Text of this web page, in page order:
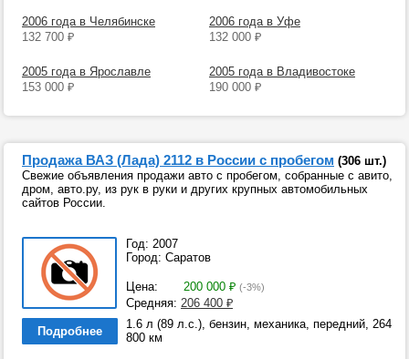
2006 года в Челябинске
132 700 ₽
2006 года в Уфе
132 000 ₽
2005 года в Ярославле
153 000 ₽
2005 года в Владивостоке
190 000 ₽
Продажа ВАЗ (Лада) 2112 в России с пробегом (306 шт.)
Свежие объявления продажи авто с пробегом, собранные с авито,
дром, авто.ру, из рук в руки и других крупных автомобильных
сайтов России.
Год: 2007
Город: Саратов
Цена: 200 000 ₽ (-3%)
Средняя: 206 400 ₽
Подробнее
1.6 л (89 л.с.), бензин, механика, передний, 264
800 км